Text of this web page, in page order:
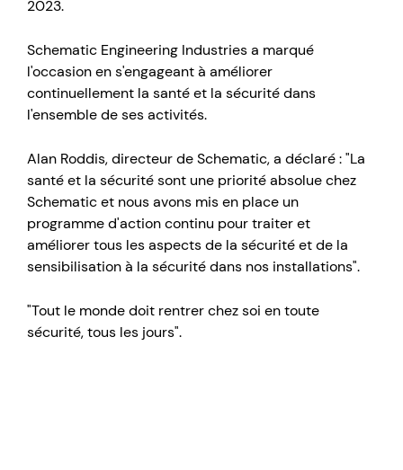
2023.
Schematic Engineering Industries a marqué
l'occasion en s'engageant à améliorer
continuellement la santé et la sécurité dans
l'ensemble de ses activités.
Alan Roddis, directeur de Schematic, a déclaré : "La
santé et la sécurité sont une priorité absolue chez
Schematic et nous avons mis en place un
programme d'action continu pour traiter et
améliorer tous les aspects de la sécurité et de la
sensibilisation à la sécurité dans nos installations".
"Tout le monde doit rentrer chez soi en toute
sécurité, tous les jours".